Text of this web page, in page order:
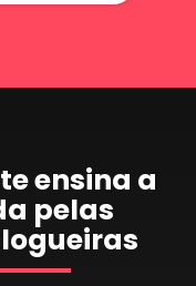
ensina a
pelas